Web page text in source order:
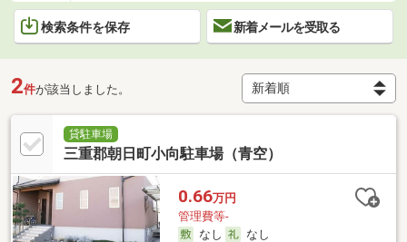
検索条件を保存 新着メールを受取る
2件が該当しました。
貸駐車場
三重郡朝日町小向駐車場（青空）
0.66万円
管理費等-
なし
なし